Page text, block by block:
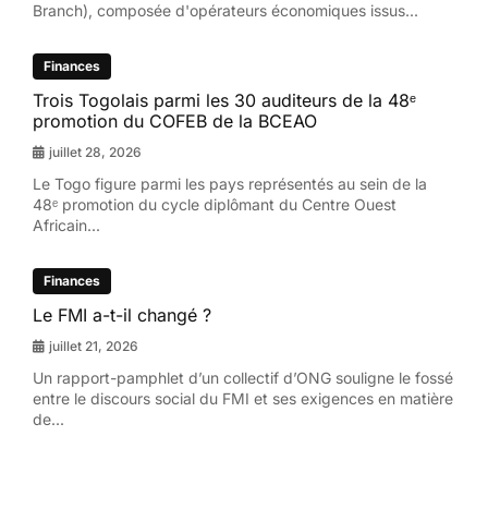
Branch), composée d'opérateurs économiques issus...
Finances
Trois Togolais parmi les 30 auditeurs de la 48ᵉ
promotion du COFEB de la BCEAO
juillet 28, 2026
Le Togo figure parmi les pays représentés au sein de la
48ᵉ promotion du cycle diplômant du Centre Ouest
Africain...
Finances
Le FMI a-t-il changé ?
juillet 21, 2026
Un rapport-pamphlet d’un collectif d’ONG souligne le fossé
entre le discours social du FMI et ses exigences en matière
de...